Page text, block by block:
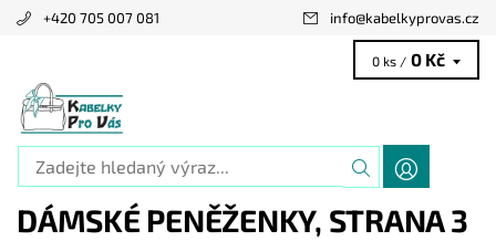
+420 705 007 081 info@kabelkyprovas.cz
0 ks / 0 Kč
DÁMSKÉ PENĚŽENKY, STRANA 3